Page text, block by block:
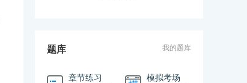
题库 我的题库
章节练习 模拟考场